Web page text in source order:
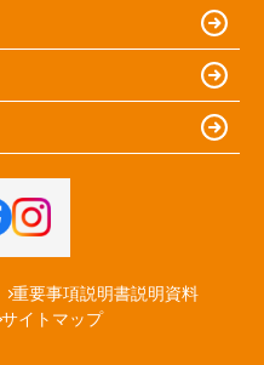
重要事項説明書説明資料
サイトマップ